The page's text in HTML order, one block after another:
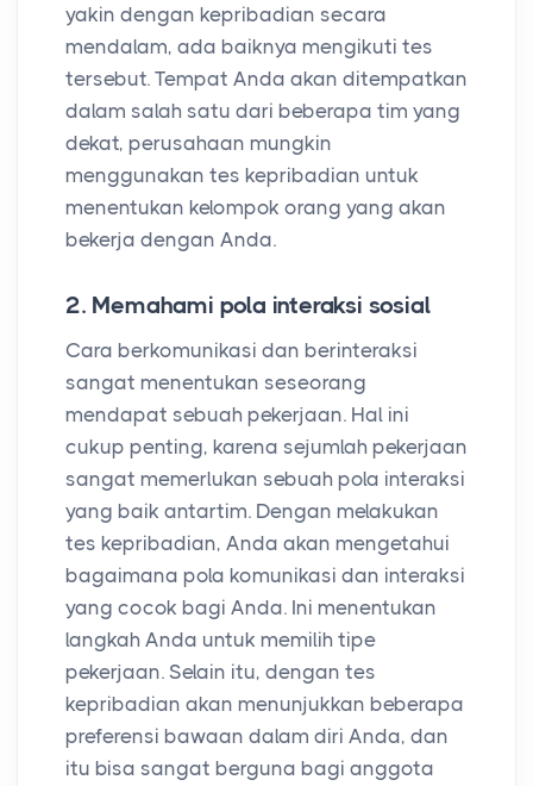
yakin dengan kepribadian secara
mendalam, ada baiknya mengikuti tes
tersebut. Tempat Anda akan ditempatkan
dalam salah satu dari beberapa tim yang
dekat, perusahaan mungkin
menggunakan tes kepribadian untuk
menentukan kelompok orang yang akan
bekerja dengan Anda.
2. Memahami pola interaksi sosial
Cara berkomunikasi dan berinteraksi
sangat menentukan seseorang
mendapat sebuah pekerjaan. Hal ini
cukup penting, karena sejumlah pekerjaan
sangat memerlukan sebuah pola interaksi
yang baik antartim. Dengan melakukan
tes kepribadian, Anda akan mengetahui
bagaimana pola komunikasi dan interaksi
yang cocok bagi Anda. Ini menentukan
langkah Anda untuk memilih tipe
pekerjaan. Selain itu, dengan tes
kepribadian akan menunjukkan beberapa
preferensi bawaan dalam diri Anda, dan
itu bisa sangat berguna bagi anggota